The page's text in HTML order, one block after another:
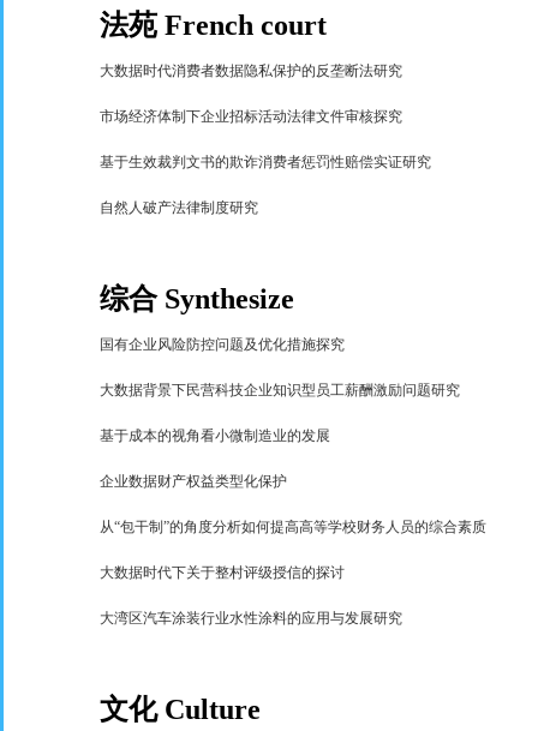
法苑French court
大数据时代消费者数据隐私保护的反垄断法研究
市场经济体制下企业招标活动法律文件审核探究
基于生效裁判文书的欺诈消费者惩罚性赔偿实证研究
自然人破产法律制度研究
综合 Synthesize
国有企业风险防控问题及优化措施探究
大数据背景下民营科技企业知识型员工薪酬激励问题研究
基于成本的视角看小微制造业的发展
企业数据财产权益类型化保护
从“包干制”的角度分析如何提高高等学校财务人员的综合素质
大数据时代下关于整村评级授信的探讨
大湾区汽车涂装行业水性涂料的应用与发展研究
文化 Culture